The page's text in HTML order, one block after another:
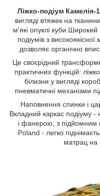
Ліжко-подіум Камелія-
вигляді втяжек на
м'які опуклі куби.Широкий
подіумів з
дозволяє органічно
Це своєрідний
практичних функцій:
білизни у вигляді
пневматичні механізми
Наповнення спинки і
Вкладний каркас подіуму
і фанерою, з підйомним
Poland - легко
матрац на